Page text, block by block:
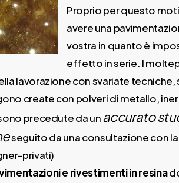
Proprio per questo
avere una
vostra in quanto è
effetto in serie. I
lavorazione con svariate
create con polveri di metallo,
precedute da un accurato
seguito da una consultazione con
privati)
e rivestimenti in resina